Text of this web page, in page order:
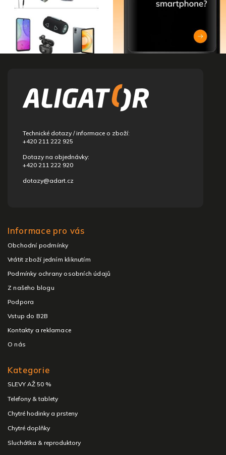
Technické dotazy / informace o zboží:
+420 211 222 925
Dotazy na objednávky:
+420 211 222 920
dotazy@adart.cz
Informace pro vás
Obchodní podmínky
Vrátit zboží jedním kliknutím
Podmínky ochrany osobních údajů
Z našeho blogu
Podpora
Vstup do B2B
Kontakty a reklamace
O nás
Kategorie
SLEVY AŽ 50 %
Telefony & tablety
Chytré hodinky a prsteny
Chytré doplňky
Sluchátka & reproduktory